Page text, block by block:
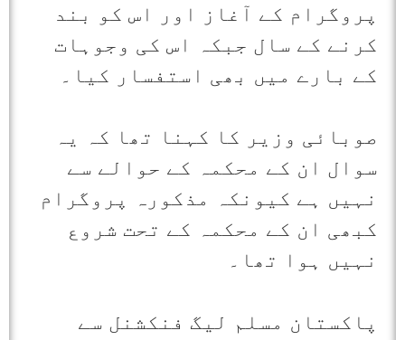
پروگرام کے آغاز اور اس کو بند
کرنے کے سال جبکہ اس کی وجوہات
کے بارے میں بھی استفسار کیا۔
صوبائی وزیر کا کہنا تھا کہ یہ
سوال ان کے محکمہ کے حوالے سے
نہیں ہے کیونکہ مذکورہ پروگرام
کبھی ان کے محکمہ کے تحت شروع
نہیں ہوا تھا۔
پاکستان مسلم لیگ فنکشنل سے